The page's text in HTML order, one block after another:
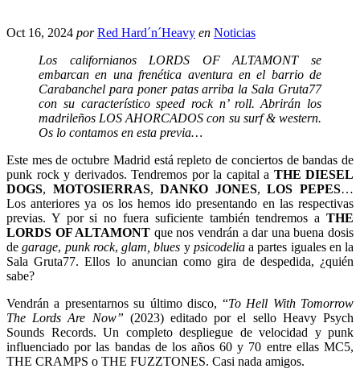
Oct 16, 2024 por Red Hard´n´Heavy en Noticias
Los californianos LORDS OF ALTAMONT se
embarcan en una frenética aventura en el barrio de
Carabanchel para poner patas arriba la Sala Gruta77
con su característico speed rock n’ roll. Abrirán los
madrileños LOS AHORCADOS con su surf & western.
Os lo contamos en esta previa…
Este mes de octubre Madrid está repleto de conciertos de bandas de
punk rock y derivados. Tendremos por la capital a THE DIESEL
DOGS, MOTOSIERRAS,DANKO JONES,LOS PEPES…
Los anteriores ya os los hemos ido presentando en las respectivas
previas. Y por si no fuera suficiente también tendremos a THE
LORDS OF ALTAMONT que nos vendrán a dar una buena dosis
degarage, punk rock, glam, blues y psicodeliaa partes iguales en la
Sala Gruta77. Ellos lo anuncian como gira de despedida, ¿quién
sabe?
Vendrán a presentarnos su último disco, “To Hell With Tomorrow
The Lords Are Now” (2023) editado por el sello Heavy Psych
Sounds Records. Un completo despliegue de velocidad y punk
influenciado por las bandas de los años 60 y 70 entre ellas MC5,
THE CRAMPS o THE FUZZTONES. Casi nada amigos.